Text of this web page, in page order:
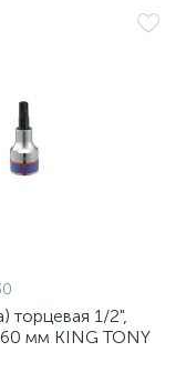
торцевая 1/2",
мм KING TONY